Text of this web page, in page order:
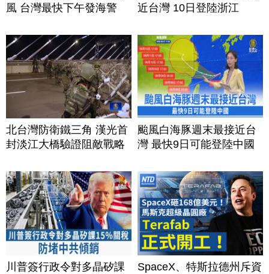
風 台灣最快下午發海警
近台灣 10日登陸浙江
北台灣防衛鐵三角 漢光首
封淡江大橋驗證阻敵戰略
颱風白海豚週末最接近台
灣 最快9日可能登陸中國
川普簽行政令對多晶矽課
SpaceX、特斯拉德州斥資